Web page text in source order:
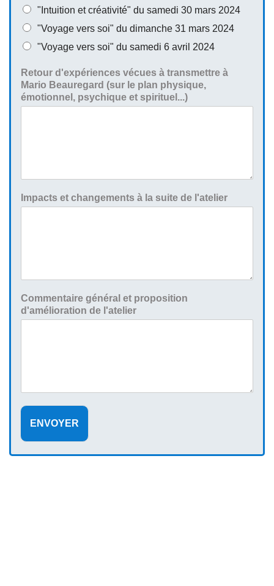
"Intuition et créativité" du samedi 30 mars 2024
"Voyage vers soi" du dimanche 31 mars 2024
"Voyage vers soi" du samedi 6 avril 2024
Retour d'expériences vécues à transmettre à
Mario Beauregard (sur le plan physique,
émotionnel, psychique et spirituel...)
Impacts et changements à la suite de l'atelier
Commentaire général et proposition
d'amélioration de l'atelier
ENVOYER